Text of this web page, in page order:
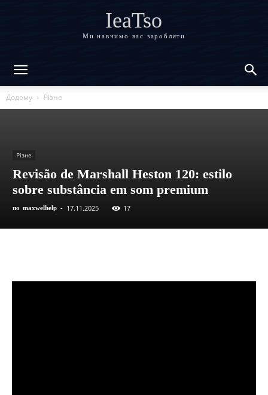
IeaTso
Ми навчимо вас заробляти
Додому Різне
Різне
Revisão de Marshall Heston 120: estilo
sobre substância em som premium
по maxwelhelp - 17.11.2025 17